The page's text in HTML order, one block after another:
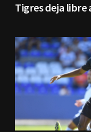
Tigres deja libre